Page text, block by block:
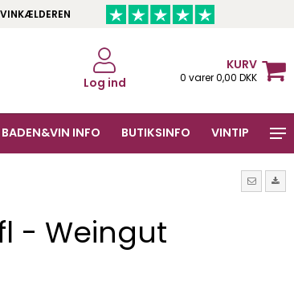
Log ind
KURV
0 varer 0,00 DKK
BADEN&VIN INFO BUTIKSINFO VINTIP
- Weingut